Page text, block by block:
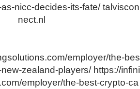
nicc-decides-its-fate/talviscon
nect.nl
employer/the-bes
zealand-players/ https://infini
employer/the-best-crypto-ca